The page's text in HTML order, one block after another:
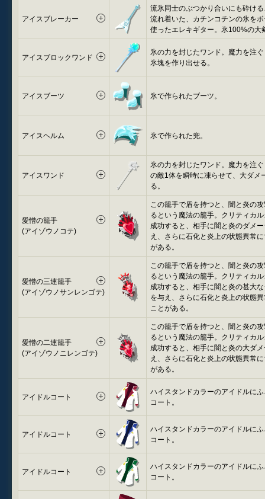
アイスブレーカー
流氷同士のぶつかり合いにも砕け
流れ着いた、カチンコチンの氷を
使ったエレキギター。氷100%の大
アイスブロックワンド
氷の力を封じたワンド。魔力を注
氷塊を作り出せる。
アイスブーツ 氷で作られたブーツ。
アイスヘルム 氷で作られた兜。
アイスワンド
氷の力を封じたワンド。魔力を注
の敵1体を瞬時に凍らせて、大ダメ
る。
愛憎の籠手
(アイゾウノコテ)
この籠手で盾を持つと、闇と炎の
るという魔法の籠手。クリティカ
成功すると、相手に闇と炎のダメ
え、さらに石化と炎上の状態異常
がある。
愛憎の三連籠手
(アイゾウノサンレンゴテ)
この籠手で盾を持つと、闇と炎の
るという魔法の籠手。クリティカ
成功すると、相手に闇と炎の甚大
を与え、さらに石化と炎上の状態
ことがある。
愛憎の二連籠手
(アイゾウノニレンゴテ)
この籠手で盾を持つと、闇と炎の
るという魔法の籠手。クリティカ
成功すると、相手に闇と炎の大ダ
え、さらに石化と炎上の状態異常
がある。
アイドルコート
ハイスタンドカラーのアイドルに
コート。
アイドルコート
ハイスタンドカラーのアイドルに
コート。
アイドルコート
ハイスタンドカラーのアイドルに
コート。